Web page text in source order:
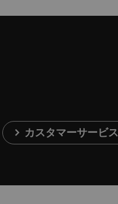
カスタマーサービス